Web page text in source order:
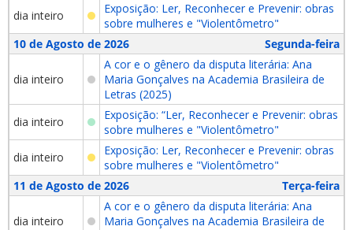
dia inteiro
Exposição: Ler, Reconhecer e Prevenir: obras
sobre mulheres e "Violentômetro"
10 de Agosto de 2026
Segunda-feira
dia inteiro
A cor e o gênero da disputa literária: Ana
Maria Gonçalves na Academia Brasileira de
Letras (2025)
dia inteiro
Exposição: “Ler, Reconhecer e Prevenir: obras
sobre mulheres e "Violentômetro"
dia inteiro
Exposição: Ler, Reconhecer e Prevenir: obras
sobre mulheres e "Violentômetro"
11 de Agosto de 2026
Terça-feira
dia inteiro
A cor e o gênero da disputa literária: Ana
Maria Gonçalves na Academia Brasileira de